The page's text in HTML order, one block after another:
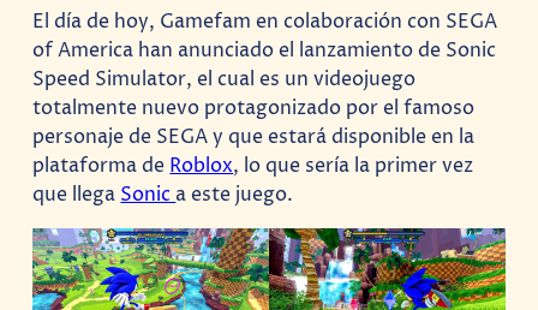
El día de hoy, Gamefam en colaboración con SEGA
of America han anunciado el lanzamiento de Sonic
Speed Simulator, el cual es un videojuego
totalmente nuevo protagonizado por el famoso
personaje de SEGA y que estará disponible en la
plataforma de Roblox, lo que sería la primer vez
que llega Sonic a este juego.